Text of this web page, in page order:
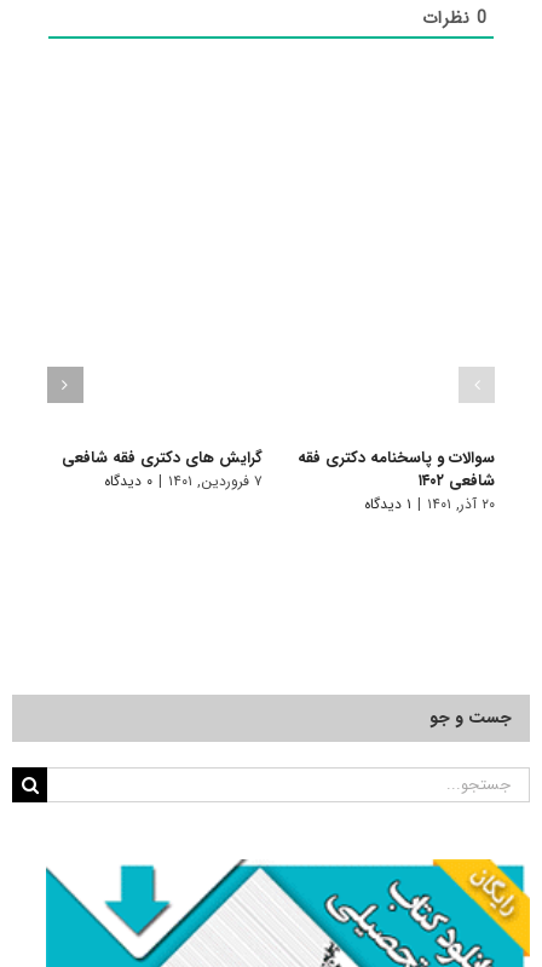
0نظرات
سوالات و پاسخنامه دکتری فقه
شافعی ۱۴۰۲
۲۰ آذر, ۱۴۰۱ | ۱ دیدگاه
گرایش های دکتری ﻓﻘﻪ شافعی
۷ فروردین, ۱۴۰۱ | ۰ دیدگاه
جست و جو
جستجو